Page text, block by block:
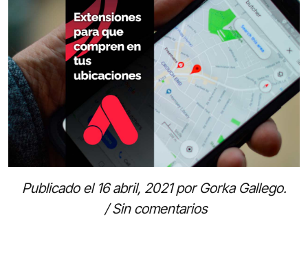
Publicado el 16 abril, 2021porGorka Gallego.
/Sin comentarios